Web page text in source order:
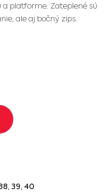
platforme. Zateplené sú
ale aj bočný zips.
, 39, 40